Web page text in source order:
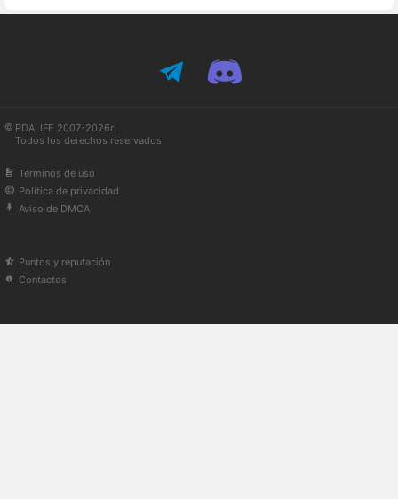
PDALIFE 2007-2026г.
Todos los derechos reservados.
Términos de uso
Política de privacidad
Aviso de DMCA
Puntos y reputación
Contactos